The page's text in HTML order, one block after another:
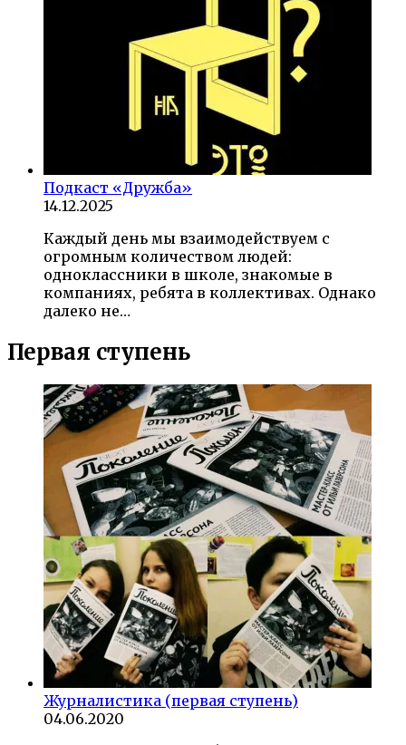
Подкаст «Дружба»
14.12.2025
Каждый день мы взаимодействуем с
огромным количеством людей:
одноклассники в школе, знакомые в
компаниях, ребята в коллективах. Однако
далеко не…
Первая ступень
Журналистика (первая ступень)
04.06.2020